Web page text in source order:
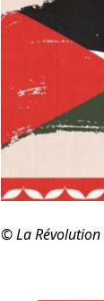
©️ La